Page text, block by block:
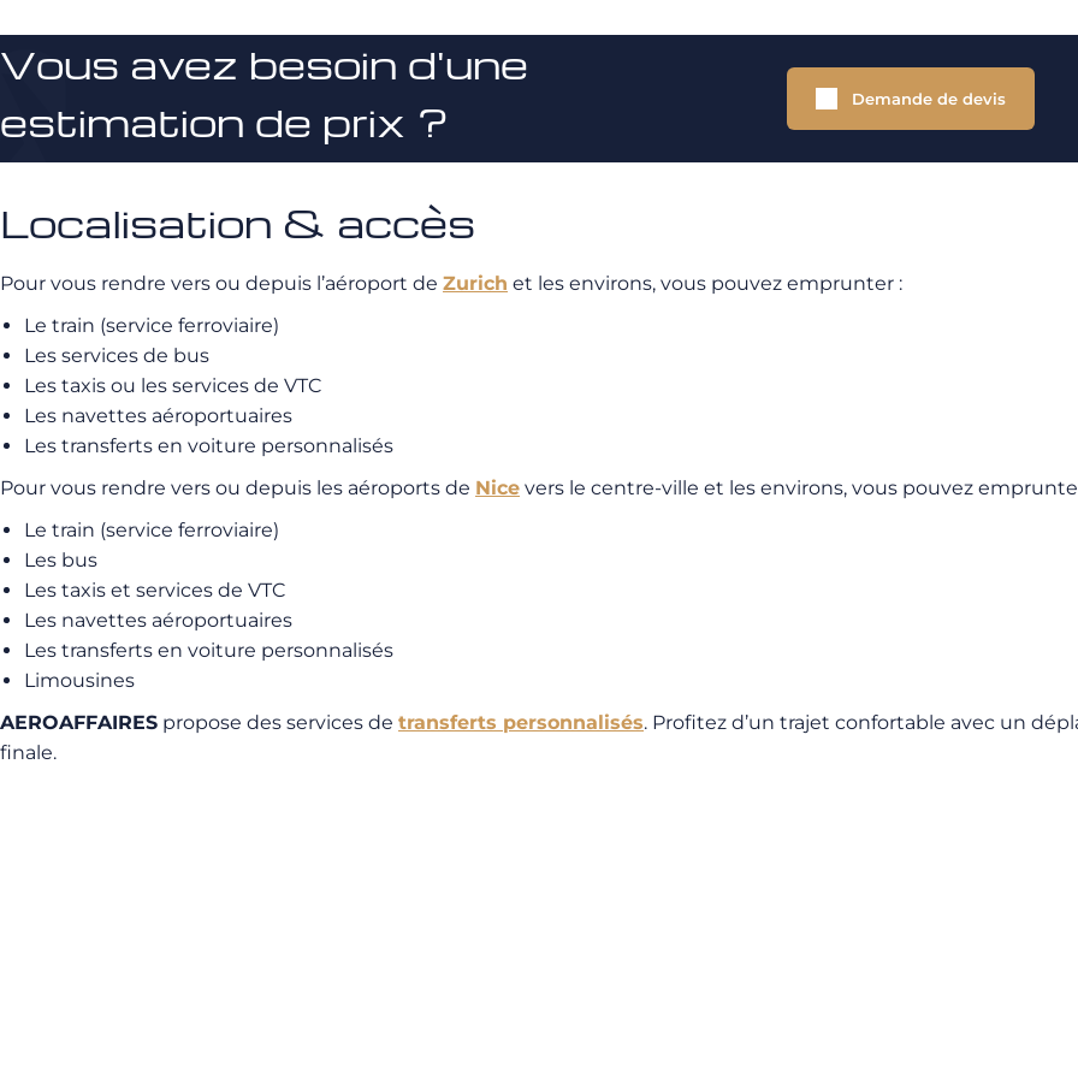
Vous avez besoin d'une
estimation de prix ?
Demande de devis
Localisation & accès
Pour vous rendre vers ou depuis l’aéroport de Zurich et les environs, vous pouvez emprunter :
Le train (service ferroviaire)
Les services de bus
Les taxis ou les services de VTC
Les navettes aéroportuaires
Les transferts en voiture personnalisés
Pour vous rendre vers ou depuis les aéroports de Nice vers le centre-ville et les environs, vous pouvez
Le train (service ferroviaire)
Les bus
Les taxis et services de VTC
Les navettes aéroportuaires
Les transferts en voiture personnalisés
Limousines
AEROAFFAIRES propose des services de transferts personnalisés. Profitez d’un trajet confortable avec un
finale.